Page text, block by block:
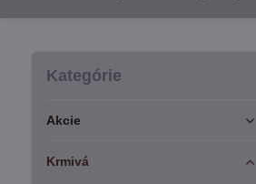
Kategórie
Akcie
Krmivá